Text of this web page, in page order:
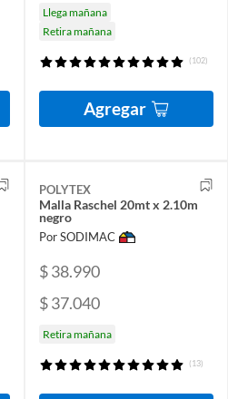
Llega mañana
Retira mañana
(102)
Agregar
POLYTEX
Malla Raschel 20mt x 2.10m
negro
Por SODIMAC
$ 38.990
$ 37.040
Retira mañana
(13)